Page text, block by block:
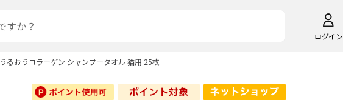
ログイン
うるおうコラーゲン シャンプータオル 猫用 25枚